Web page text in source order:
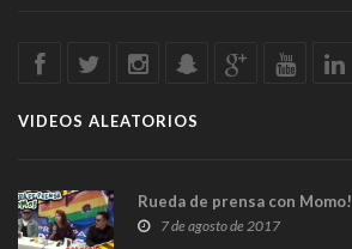
VIDEOS ALEATORIOS
Rueda de prensa con Momo!
7 de agosto de 2017